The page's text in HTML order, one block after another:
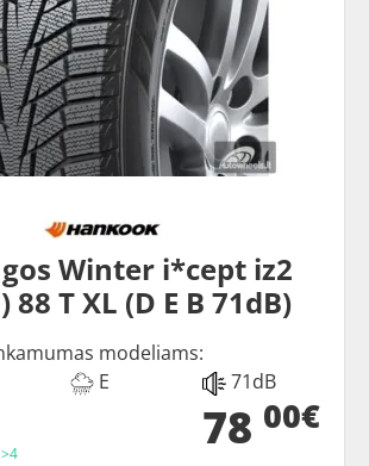
Winter i*cept iz2
88 T XL (D E B 71dB)
modeliams:
E 71dB
78 00€